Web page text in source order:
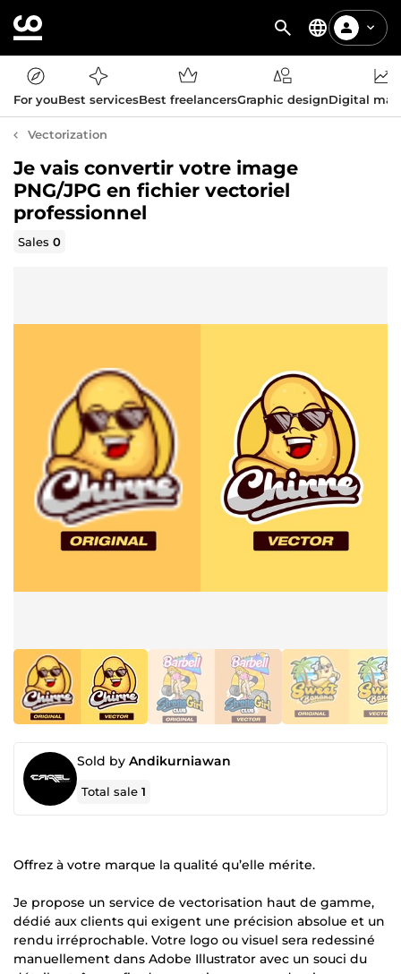
For youBest servicesBest freelancersGraphic designDigital
Vectorization
Je vais convertir votre image
PNG/JPG en fichier vectoriel
professionnel
Sales0
Sold by Andikurniawan
Total sale1
Offrez à votre marque la qualité qu’elle mérite.
Je propose un service de vectorisation haut de gamme,
dédié aux clients qui exigent une précision absolue et un
rendu irréprochable. Votre logo ou visuel sera redessiné
manuellement dans Adobe Illustrator avec un souci du